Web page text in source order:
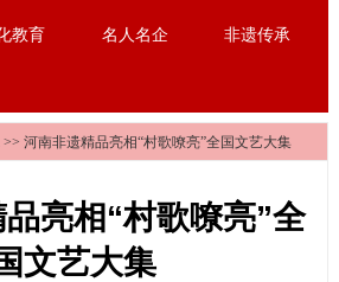
教育 名人名企 非遗传承
>> 河南非遗精品亮相“村歌嘹亮”全国文艺大集
亮相“村歌嘹亮”全
文艺大集